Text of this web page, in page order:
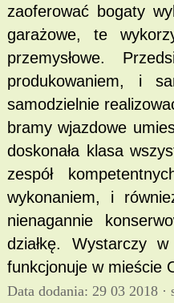
zaoferować bogaty
garażowe, te
przemysłowe.
produkowaniem, i
samodzielnie
bramy wjazdowe
doskonała klasa
zespół
wykonaniem, i
nienagannie
działkę. Wystarczy
funkcjonuje w mieście
Data dodania: 29 03 2018 ·